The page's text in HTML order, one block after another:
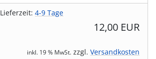
Lieferzeit: 4-9 Tage
12,00 EUR
inkl. 19 % MwSt. zzgl. Versandkosten